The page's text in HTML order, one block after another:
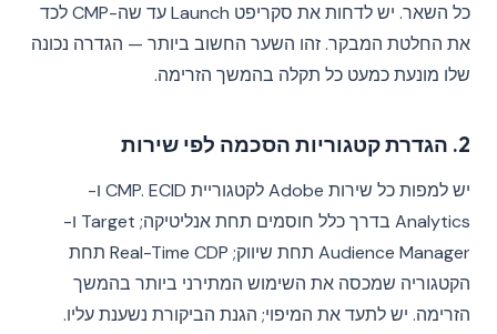
כל השאר. יש לדחות את סקריפט Launch עד שה-CMP לכד
את החלטת המבקר. זהו השער החשוב ביותר — הגדרה נכונה
שלו מונעת כמעט כל תקלה בהמשך הזרימה.
2. הגדרת קטגוריות הסכמה לפי שירות
יש למפות כל שירות Adobe לקטגוריית CMP. ECID ו-
Analytics בדרך כלל חוסמים תחת אנליטיקה; Target ו-
Audience Manager תחת שיווק; Real-Time CDP תחת
הקטגוריה שמכסה את השימוש המתירני ביותר בהמשך
הזרימה. יש לתעד את המיפוי; הגנת הביקורת נשענת עליו.